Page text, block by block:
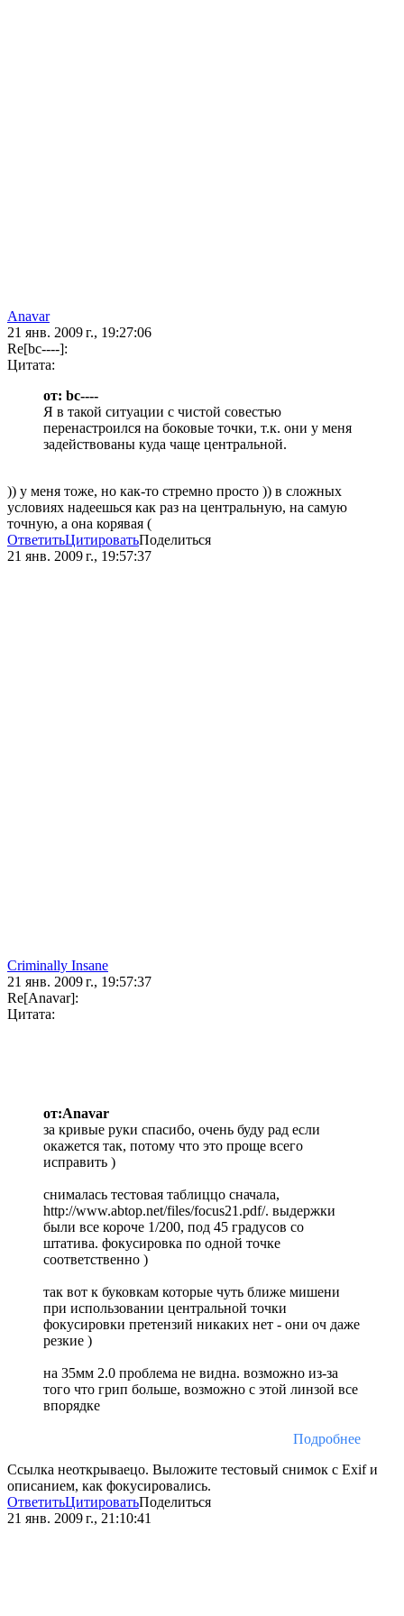
Anavar
21 янв. 2009 г., 19:27:06
Re[bc----]:
Цитата:
от: bc----
Я в такой ситуации с чистой совестью
перенастроился на боковые точки, т.к. они у меня
задействованы куда чаще центральной.
)) у меня тоже, но как-то стремно просто )) в сложных
условиях надеешься как раз на центральную, на самую
точную, а она корявая (
ОтветитьЦитироватьПоделиться
21 янв. 2009 г., 19:57:37
Criminally Insane
21 янв. 2009 г., 19:57:37
Re[Anavar]:
Цитата:
от:Anavar
за кривые руки спасибо, очень буду рад если
окажется так, потому что это проще всего
исправить )
снималась тестовая таблиццо сначала,
http://www.abtop.net/files/focus21.pdf/. выдержки
были все короче 1/200, под 45 градусов со
штатива. фокусировка по одной точке
соответственно )
так вот к буковкам которые чуть ближе мишени
при использовании центральной точки
фокусировки претензий никаких нет - они оч даже
резкие )
на 35мм 2.0 проблема не видна. возможно из-за
того что грип больше, возможно с этой линзой все
впорядке
Подробнее
Ссылка неоткрываецо. Выложите тестовый снимок с Exif и
описанием, как фокусировались.
ОтветитьЦитироватьПоделиться
21 янв. 2009 г., 21:10:41